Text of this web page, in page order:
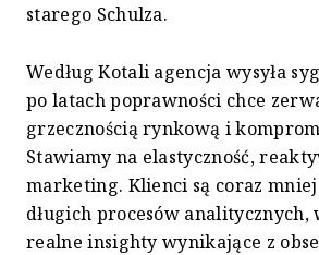
starego Schulza.
Według Kotali agencja wysyła
po latach poprawności chce
grzecznością rynkową i
Stawiamy na elastyczność,
marketing. Klienci są coraz mniej
długich procesów analitycznych,
realne insighty wynikające z